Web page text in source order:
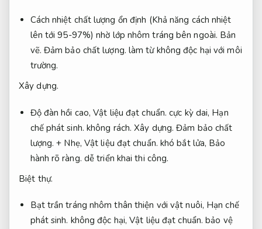
Cách nhiệt chất lượng ổn định (Khả năng cách nhiệt
lên tới 95-97%) nhờ lớp nhôm tráng bên ngoài. Bản
vẽ. Đảm bảo chất lượng. làm từ không độc hại với môi
trường.
Xây dựng.
Độ đàn hồi cao,Vật liệu đạt chuẩn. cực kỳ dai, Hạn
chế phát sinh. không rách.Xây dựng. Đảm bảo chất
lượng. + Nhẹ, Vật liệu đạt chuẩn. khó bắt lửa, Bảo
hành rõ ràng. dễ triển khai thi công.
Biệt thự.
Bạt trần tráng nhôm thân thiện với vật nuôi, Hạn chế
phát sinh. không độc hại,Vật liệu đạt chuẩn. bảo vệ